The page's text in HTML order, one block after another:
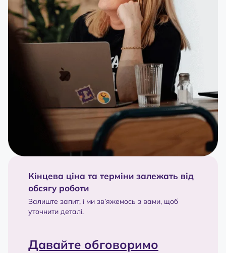
Кінцева ціна та терміни залежать від
обсягу роботи
Залиште запит, і ми зв’яжемось з вами, щоб
уточнити деталі.
Давайте обговоримо